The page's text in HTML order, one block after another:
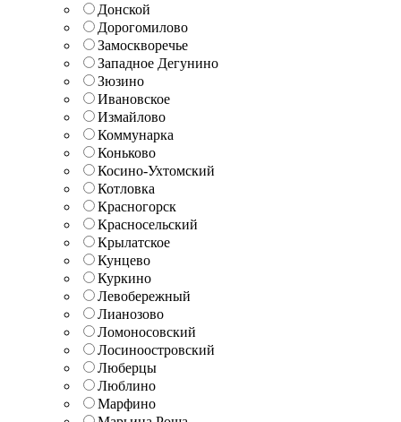
Донской
Дорогомилово
Замоскворечье
Западное Дегунино
Зюзино
Ивановское
Измайлово
Коммунарка
Коньково
Косино-Ухтомский
Котловка
Красногорск
Красносельский
Крылатское
Кунцево
Куркино
Левобережный
Лианозово
Ломоносовский
Лосиноостровский
Люберцы
Люблино
Марфино